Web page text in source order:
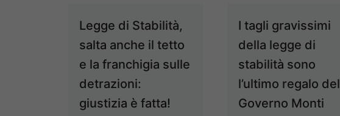
Legge di Stabilità,
salta anche il tetto
e la franchigia sulle
detrazioni:
giustizia è fatta!
I tagli gravissimi
della legge di
stabilità sono
l’ultimo regalo del
Governo Monti